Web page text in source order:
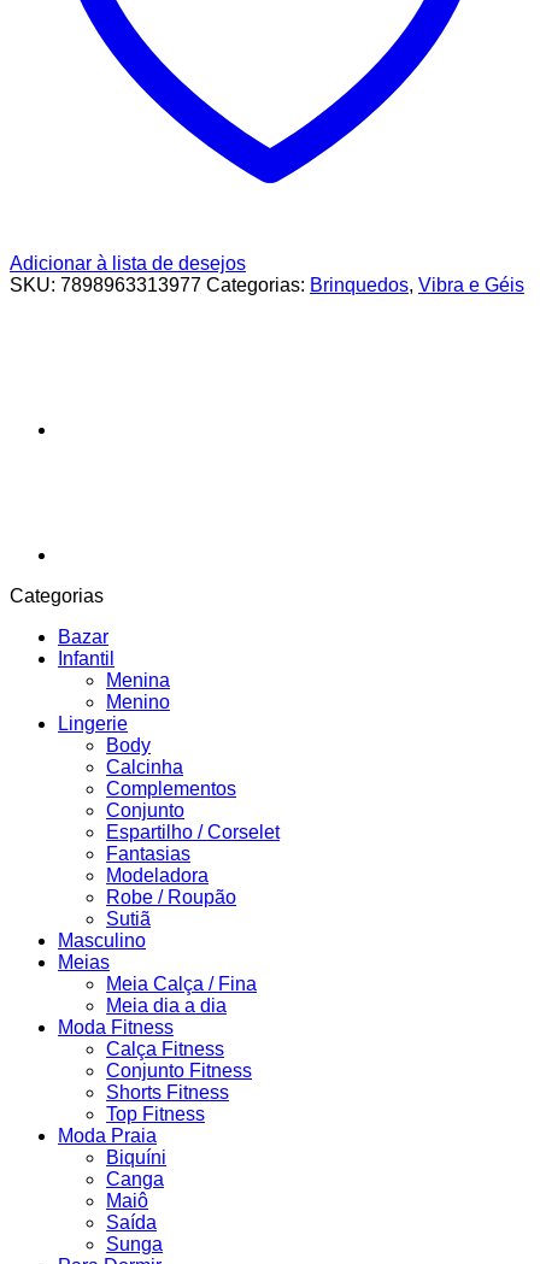
Adicionar à lista de desejos
SKU: 7898963313977 Categorias: Brinquedos, Vibra e Géis
Categorias
Bazar
Infantil
Menina
Menino
Lingerie
Body
Calcinha
Complementos
Conjunto
Espartilho / Corselet
Fantasias
Modeladora
Robe / Roupão
Sutiã
Masculino
Meias
Meia Calça / Fina
Meia dia a dia
Moda Fitness
Calça Fitness
Conjunto Fitness
Shorts Fitness
Top Fitness
Moda Praia
Biquíni
Canga
Maiô
Saída
Sunga